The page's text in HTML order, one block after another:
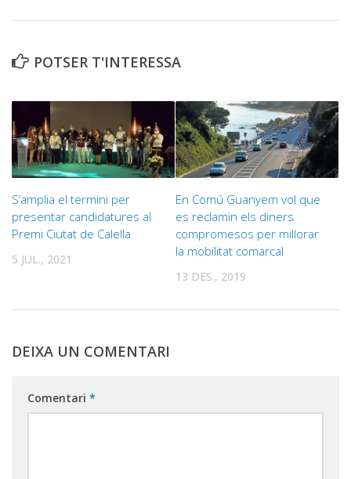
POTSER T'INTERESSA
S’amplia el termini per
presentar candidatures al
Premi Ciutat de Calella
5 JUL., 2021
En Comú Guanyem vol que
es reclamin els diners
compromesos per millorar
la mobilitat comarcal
13 DES., 2019
DEIXA UN COMENTARI
Comentari *